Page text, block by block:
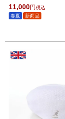
11,000
税込
春夏
新商品